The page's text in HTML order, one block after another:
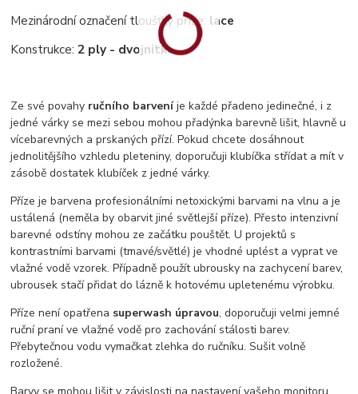
Mezinárodní označení tloušťky příze: lace
Konstrukce:2 ply - dvojnitka
Ze své povahy ručního barveníje každé přadeno jedinečné, i z
jedné várky se mezi sebou mohou přadýnka barevně lišit, hlavně u
vícebarevných a prskaných přízí. Pokud chcete dosáhnout
jednolitějšího vzhledu pleteniny, doporučuji klubíčka střídat a mít v
zásobě dostatek klubíček z jedné várky.
Příze je barvena profesionálními netoxickými barvami na vlnu a je
ustálená (neměla by obarvit jiné světlejší příze). Přesto intenzivní
barevné odstíny mohou ze začátku pouštět. U projektů s
kontrastními barvami (tmavé/světlé) je vhodné uplést a vyprat ve
vlažné vodě vzorek. Případně použít ubrousky na zachycení barev,
ubrousek stačí přidat do lázně k hotovému upletenému výrobku.
Příze není opatřena superwash úpravou, doporučuji velmi jemné
ruční praní ve vlažné vodě pro zachování stálosti barev.
Přebytečnou vodu vymačkat zlehka do ručníku. Sušit volně
rozložené.